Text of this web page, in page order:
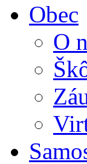
Obec
O